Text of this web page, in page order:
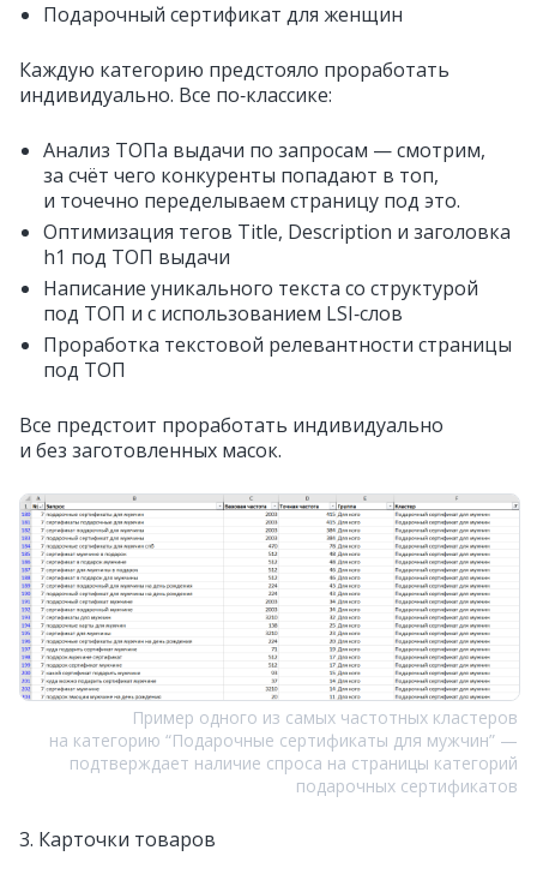
Подарочный сертификат для женщин
Каждую категорию предстояло проработать
индивидуально. Все по‑классике:
Анализ ТОПа выдачи по запросам — смотрим,
за счёт чего конкуренты попадают в топ,
и точечно переделываем страницу под это.
Оптимизация тегов Title, Description и заголовка
h1 под ТОП выдачи
Написание уникального текста со структурой
под ТОП и с использованием LSI‑слов
Проработка текстовой релевантности страницы
под ТОП
Все предстоит проработать индивидуально
и без заготовленных масок.
Пример одного из самых частотных кластеров
на категорию “Подарочные сертификаты для мужчин” —
подтверждает наличие спроса на страницы категорий
подарочных сертификатов
3. Карточки товаров